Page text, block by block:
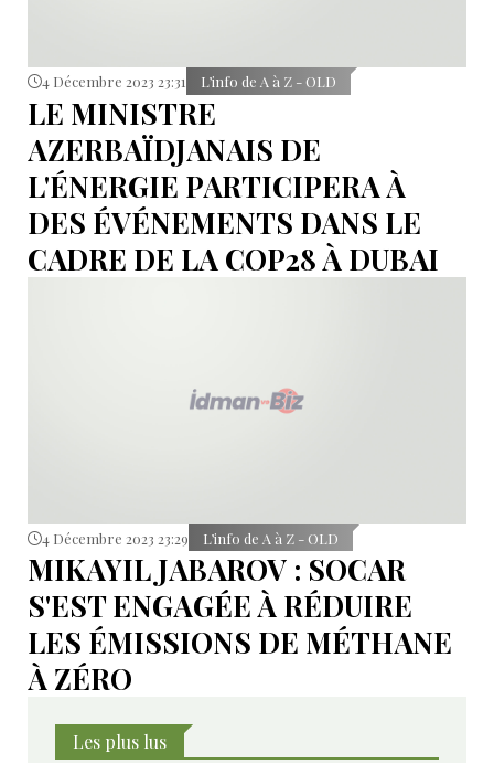
4 Décembre 2023 23:31 L’info de A à Z - OLD
LE MINISTRE
AZERBAÏDJANAIS DE
L'ÉNERGIE PARTICIPERA À
DES ÉVÉNEMENTS DANS LE
CADRE DE LA COP28 À DUBAI
4 Décembre 2023 23:29 L’info de A à Z - OLD
MIKAYIL JABAROV : SOCAR
S'EST ENGAGÉE À RÉDUIRE
LES ÉMISSIONS DE MÉTHANE
À ZÉRO
Les plus lus